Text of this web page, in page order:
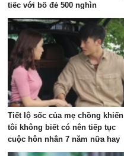
tiếc với bố đẻ 500 nghìn
Tiết lộ sốc của mẹ chồng khiến
tôi không biết có nên tiếp tục
cuộc hôn nhân 7 năm nữa hay
không